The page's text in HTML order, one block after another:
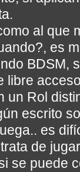
al que
es
BDSM,
libre
un Rol
escrito
es
de
se puede